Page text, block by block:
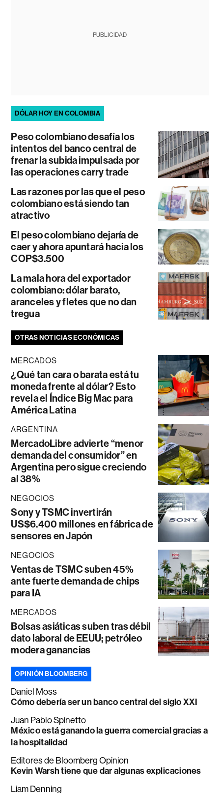
PUBLICIDAD
DÓLAR HOY EN COLOMBIA
Peso colombiano desafía los
intentos del banco central de
frenar la subida impulsada por
las operaciones carry trade
Las razones por las que el peso
colombiano está siendo tan
atractivo
El peso colombiano dejaría de
caer y ahora apuntará hacia los
COP$3.500
La mala hora del exportador
colombiano: dólar barato,
aranceles y fletes que no dan
tregua
OTRAS NOTICIAS ECONÓMICAS
MERCADOS
¿Qué tan cara o barata está tu
moneda frente al dólar? Esto
revela el Índice Big Mac para
América Latina
ARGENTINA
MercadoLibre advierte “menor
demanda del consumidor” en
Argentina pero sigue creciendo
al 38%
NEGOCIOS
Sony y TSMC invertirán
US$6.400 millones en fábrica de
sensores en Japón
NEGOCIOS
Ventas de TSMC suben 45%
ante fuerte demanda de chips
para IA
MERCADOS
Bolsas asiáticas suben tras débil
dato laboral de EEUU; petróleo
modera ganancias
OPINIÓN BLOOMBERG
Daniel Moss
Cómo debería ser un banco central del siglo XXI
Juan Pablo Spinetto
México está ganando la guerra comercial gracias a
la hospitalidad
Editores de Bloomberg Opinion
Kevin Warsh tiene que dar algunas explicaciones
Liam Denning